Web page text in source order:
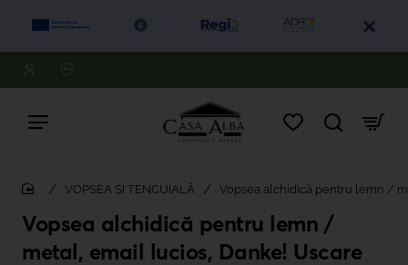
Vopsea alchidică pentru lemn /
metal, email lucios, Danke! Uscare
VOPSEA ȘI TENCUIALĂ Vopsea alchidică pentru lemn /